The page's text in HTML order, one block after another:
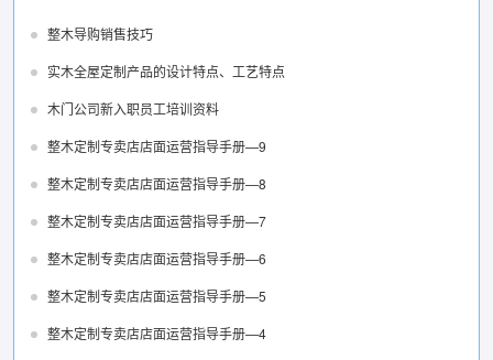
整木导购销售技巧
实木全屋定制产品的设计特点、工艺特点
木门公司新入职员工培训资料
整木定制专卖店店面运营指导手册—9
整木定制专卖店店面运营指导手册—8
整木定制专卖店店面运营指导手册—7
整木定制专卖店店面运营指导手册—6
整木定制专卖店店面运营指导手册—5
整木定制专卖店店面运营指导手册—4